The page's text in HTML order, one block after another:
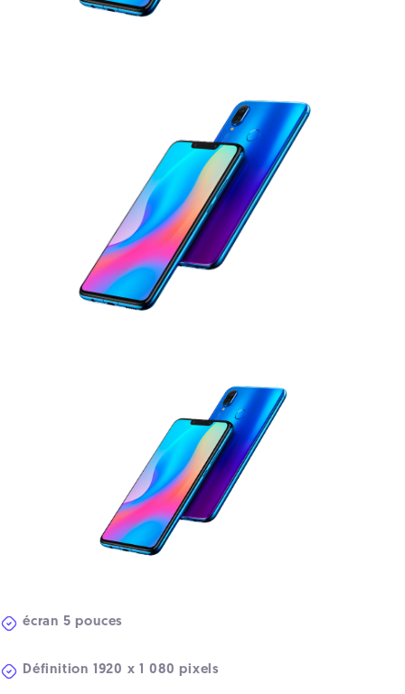
écran 5 pouces
Définition 1920 x 1 080 pixels